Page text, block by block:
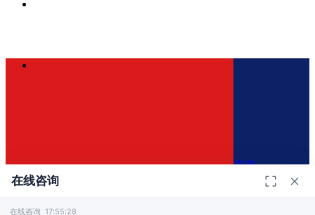
咨询
在线咨询
在线咨询 17:55:28